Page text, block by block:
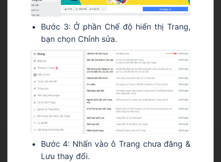
Bước 3: Ở phần Chế độ hiển thị Trang,
bạn chọn Chỉnh sửa.
Bước 4: Nhấn vào ô Trang chưa đăng &
Lưu thay đổi.